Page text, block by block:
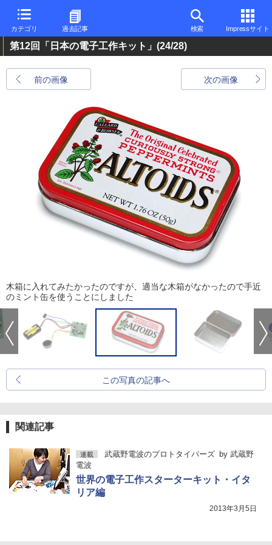
カテゴリ 過去記事 検索 Impressサイト
第12回「日本の電子工作キット」 (24/28)
前の画像 次の画像
木箱に入れてみたかったのですが、適当な木箱がなかったので手近
のミント缶を使うことにしました
この写真の記事へ
関連記事
連載 武蔵野電波のプロトタイパーズ by 武蔵野
電波
世界の電子工作スターターキット・イタ
リア編
2013年3月5日